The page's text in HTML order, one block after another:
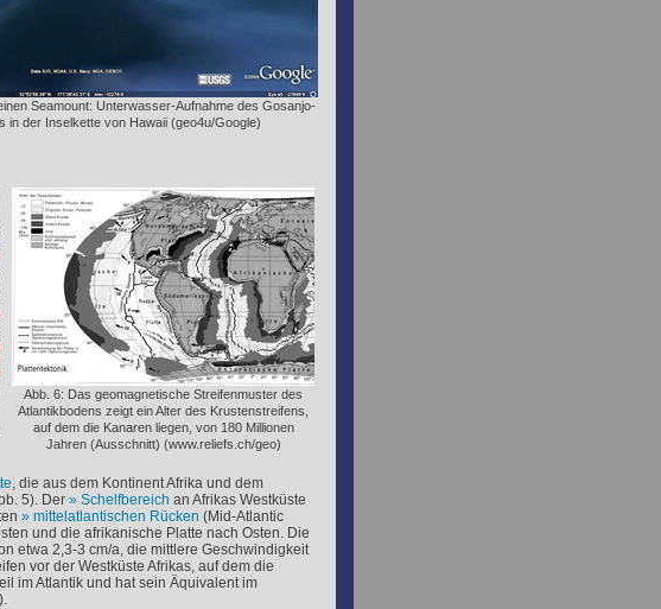
Seamount: Unterwasser-Aufnahme des Gosanjo-
in der Inselkette von Hawaii (geo4u/Google)
Abb. 6: Das geomagnetische Streifenmuster des
Atlantikbodens zeigt ein Alter des Krustenstreifens,
auf dem die Kanaren liegen, von 180 Millionen
Jahren (Ausschnitt) (www.reliefs.ch/geo)
, die aus dem Kontinent Afrika und dem
5). Der
Schelfbereich an Afrikas Westküste
mittelatlantischen Rücken (Mid-Atlantic
und die afrikanische Platte nach Osten. Die
etwa 2,3-3 cm/a, die mittlere Geschwindigkeit
vor der Westküste Afrikas, auf dem die
im Atlantik und hat sein Äquivalent im